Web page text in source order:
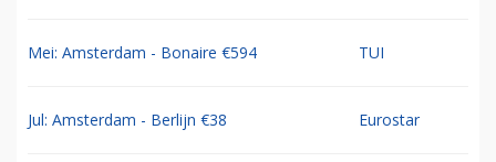
Mei: Amsterdam - Bonaire €594 TUI
Jul: Amsterdam - Berlijn €38 Eurostar